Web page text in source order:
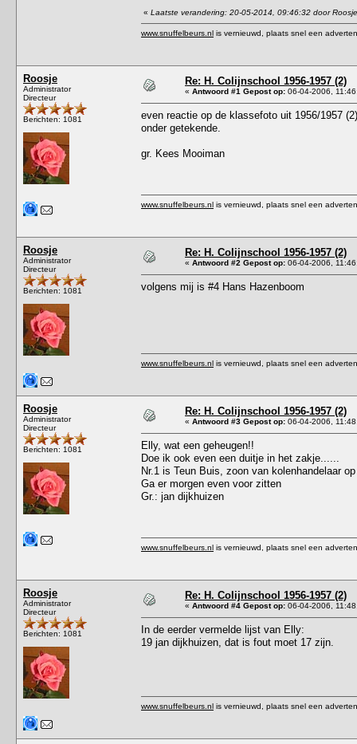
« Laatste verandering: 20-05-2014, 09:46:32 door Roosje
www.snuffelbeurs.nl is vernieuwd, plaats snel een
Roosje
Administrator
Directeur
Berichten: 1081
Re: H. Colijnschool 1956-1957 (2)
« Antwoord #1 Gepost op: 06-04-2006,
even reactie op de klassefoto uit 1956/1957
onder getekende.
gr. Kees Mooiman
www.snuffelbeurs.nl is vernieuwd, plaats snel een
Roosje
Administrator
Directeur
Berichten: 1081
Re: H. Colijnschool 1956-1957 (2)
« Antwoord #2 Gepost op: 06-04-2006,
volgens mij is #4 Hans Hazenboom
www.snuffelbeurs.nl is vernieuwd, plaats snel een
Roosje
Administrator
Directeur
Berichten: 1081
Re: H. Colijnschool 1956-1957 (2)
« Antwoord #3 Gepost op: 06-04-2006,
Elly, wat een geheugen!!
Doe ik ook even een duitje in het zakje......
Nr.1 is Teun Buis, zoon van kolenhandelaar
Ga er morgen even voor zitten
Gr.: jan dijkhuizen
www.snuffelbeurs.nl is vernieuwd, plaats snel een
Roosje
Administrator
Directeur
Berichten: 1081
Re: H. Colijnschool 1956-1957 (2)
« Antwoord #4 Gepost op: 06-04-2006,
In de eerder vermelde lijst van Elly:
19 jan dijkhuizen, dat is fout moet 17 zijn.
www.snuffelbeurs.nl is vernieuwd, plaats snel een